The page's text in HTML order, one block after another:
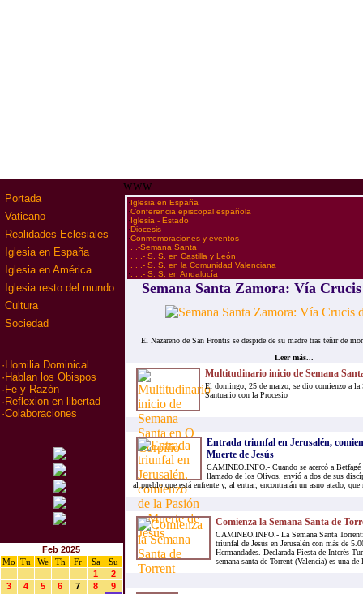
Portada
Vaticano
Realidades Eclesiales
Iglesia en España
Iglesia en América
Iglesia resto del mundo
Cultura
Sociedad
· Homilia Dominical
· Hablan los Obispos
· Fe y Razón
· Reflexion en libertad
·Colaboraciones
Feb 2025
Mo
Tu We Th Fr Sa
Su
1
2
3
4 5 6 7 8
9
www
·Iglesia en España
·Conferencia episcopal española
·Iglesia - Estado
·Diocesis
·Conmemoraciones y eventos
· . .-Semana Santa
· . . .- S. S. en Castilla y León
· . . .- S. S. en la Comunidad Valenciana
· . . .- S. S. en Andalucía
Semana Santa Zamora: Vía
El Nazareno de San Frontis se despide de su madre tras teñir de
Leer más...
Multitudinario inicio de Semana
El domingo, 25 de marzo, se dio comienzo a la
Santuario con la Procesio
Entrada triunfal en Jerusalén,
Muerte de Jesús
CAMINEO.INFO.- Cuando se acercó a
llamado de los Olivos, envió a dos de sus
al pueblo que está enfrente y, al entrar, encontrarán un asno atado,
Comienza la Semana Santa de
CAMINEO.INFO.- La Semana Santa
triunfal de Jesús en Jerusalén con más de
Hermandades. Declarada Fiesta de Interés
semana santa de Torrent (Valencia) es una de